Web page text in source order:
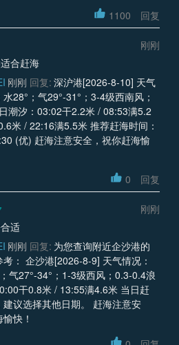
1100 回复
刚刚
合赶海
刚刚 回复: 深沪港[2026-8-10] 天气
28°；气29°-31°；3-4级西南风；
潮汐：03:02干2.2米 / 08:53满5.2
米 / 22:16满5.5米 推荐赶海时间：
(优) 赶海注意安全，祝你赶海愉
0 回复
刚刚
适
刚刚 回复: 为您查询附近企沙港的
： 企沙港[2026-8-9] 天气情况：
气27°-34°；1-3级西风；0.3-0.4浪
干0.8米 / 13:55满4.6米 当日赶
议选择其他日期。 赶海注意安
快！